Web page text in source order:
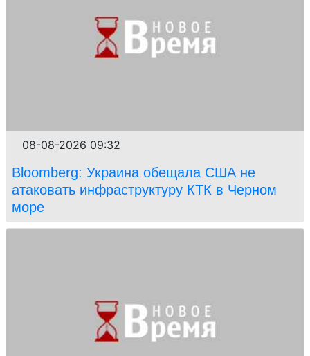
08-08-2026 09:32
Bloomberg: Украина обещала США не
атаковать инфраструктуру КТК в Черном
море